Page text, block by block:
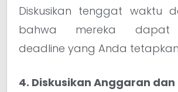
Diskusikan tenggat waktu
bahwa mereka dapat
deadline yang Anda
4. Diskusikan Anggaran dan